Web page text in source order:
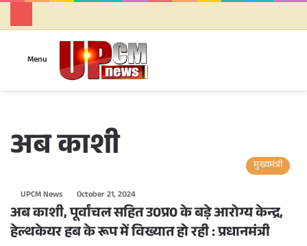
Menu
अब काशी मुख्यमंत्री
UPCM News October 21, 2024
अब काशी, पूर्वांचल सहित उ0प्र0 के बड़े आरोग्य केन्द्र,
हेल्थकेयर हब के रूप में विख्यात हो रही : प्रधानमंत्री